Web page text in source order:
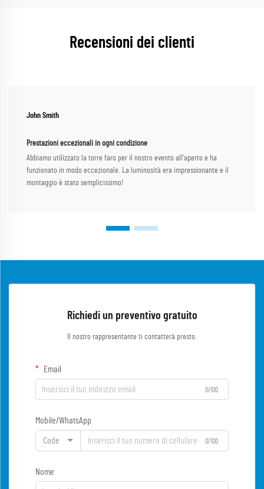
Recensioni dei clienti
John Smith
Prestazioni eccezionali in ogni condizione
Abbiamo utilizzato la torre faro per il nostro evento all'aperto e ha
funzionato in modo eccezionale. La luminosità era impressionante e il
montaggio è stato semplicissimo!
Richiedi un preventivo gratuito
Il nostro rappresentante ti contatterà presto.
Email
0/100
Mobile/WhatsApp
Code 0/100
Nome